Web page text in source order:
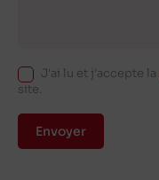
J'ai lu et j'accepte la
site.
Envoyer